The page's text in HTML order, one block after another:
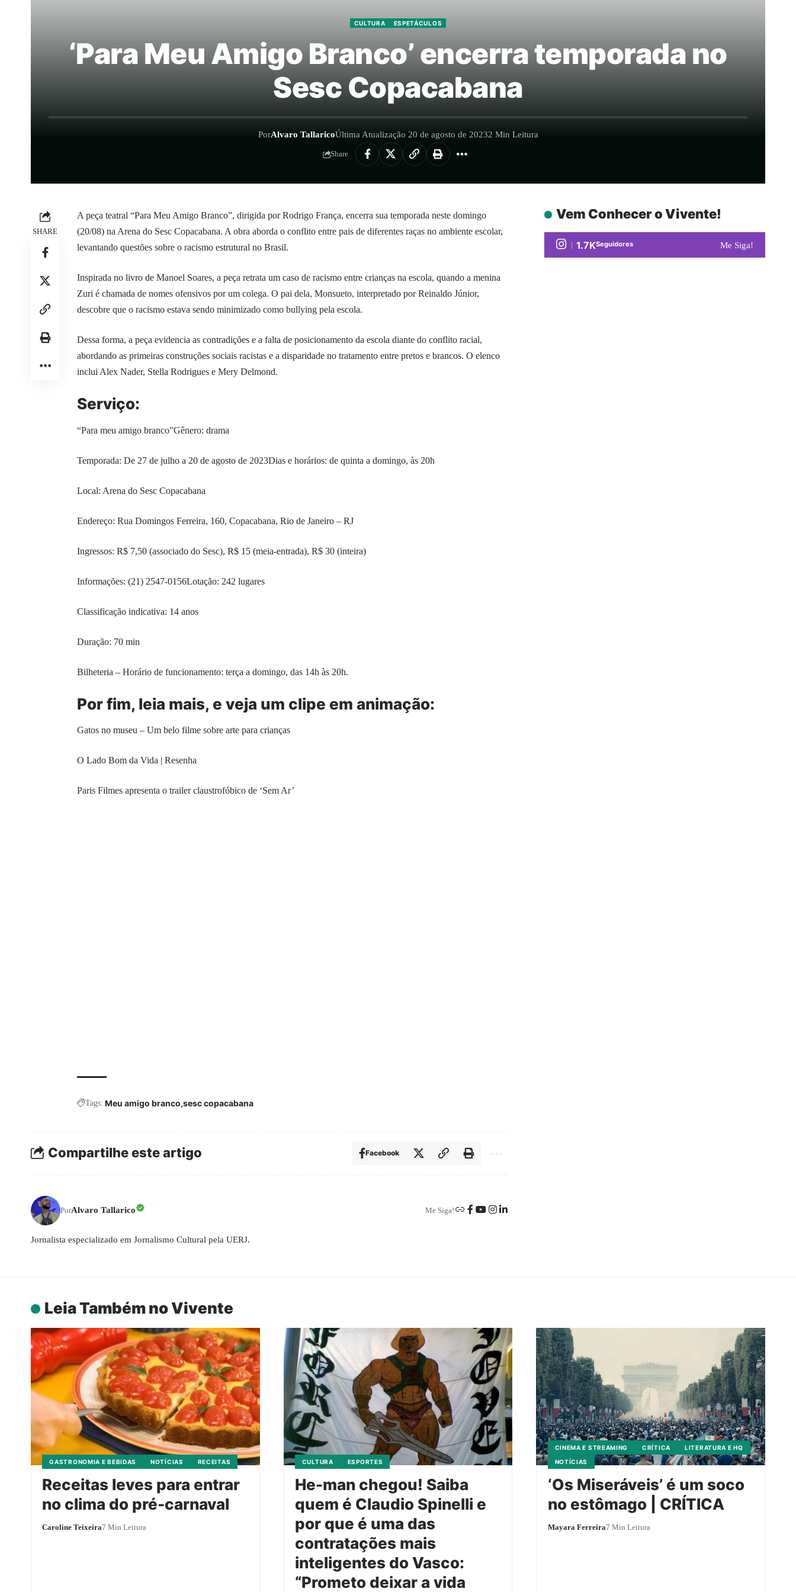
CULTURA ESPETÁCULOS
‘Para Meu Amigo Branco’ encerra temporada no
Sesc Copacabana
PorAlvaro TallaricoÚltima Atualização 20 de agosto de 20232 Min Leitura
Share
SHARE
A peça teatral “Para Meu Amigo Branco”, dirigida por Rodrigo França, encerra sua temporada neste domingo
(20/08) na Arena do Sesc Copacabana. A obra aborda o conflito entre pais de diferentes raças no ambiente escolar,
levantando questões sobre o racismo estrutural no Brasil.
Inspirada no livro de Manoel Soares, a peça retrata um caso de racismo entre crianças na escola, quando a menina
Zuri é chamada de nomes ofensivos por um colega. O pai dela, Monsueto, interpretado por Reinaldo Júnior,
descobre que o racismo estava sendo minimizado como bullying pela escola.
Dessa forma, a peça evidencia as contradições e a falta de posicionamento da escola diante do conflito racial,
abordando as primeiras construções sociais racistas e a disparidade no tratamento entre pretos e brancos. O elenco
inclui Alex Nader, Stella Rodrigues e Mery Delmond.
Serviço:
“Para meu amigo branco”Gênero: drama
Temporada: De 27 de julho a 20 de agosto de 2023Dias e horários: de quinta a domingo, às 20h
Local: Arena do Sesc Copacabana
Endereço: Rua Domingos Ferreira, 160, Copacabana, Rio de Janeiro – RJ
Ingressos: R$ 7,50 (associado do Sesc), R$ 15 (meia-entrada), R$ 30 (inteira)
Informações: (21) 2547-0156Lotação: 242 lugares
Classificação indicativa: 14 anos
Duração: 70 min
Bilheteria – Horário de funcionamento: terça a domingo, das 14h às 20h.
Por fim, leia mais, e veja um clipe em animação:
Gatos no museu – Um belo filme sobre arte para crianças
O Lado Bom da Vida | Resenha
Paris Filmes apresenta o trailer claustrofóbico de ‘Sem Ar’
Tags: Meu amigo branco sesc copacabana
Compartilhe este artigo Facebook
PorAlvaro Tallarico Me Siga!
Jornalista especializado em Jornalismo Cultural pela UERJ.
Vem Conhecer o Vivente!
1.7KSeguidores Me Siga!
Leia Também no Vivente
GASTRONOMIA E BEBIDAS NOTÍCIAS RECEITAS
Receitas leves para entrar
no clima do pré-carnaval
Caroline Teixeira7 Min Leitura
CULTURA ESPORTES
He-man chegou! Saiba
quem é Claudio Spinelli e
por que é uma das
contratações mais
inteligentes do Vasco:
“Prometo deixar a vida
CINEMA E STREAMING CRÍTICA
LITERATURA E HQ
NOTÍCIAS
‘Os Miseráveis’ é um soco
no estômago | CRÍTICA
Mayara Ferreira7 Min Leitura